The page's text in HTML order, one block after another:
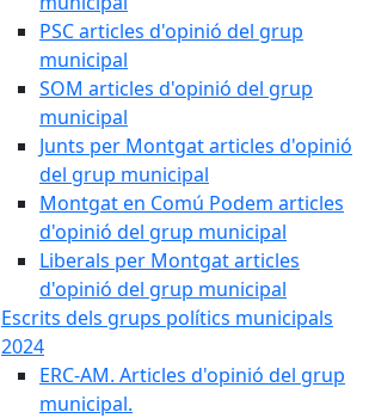
PSC articles d'opinió del grup
municipal
SOM articles d'opinió del grup
municipal
Junts per Montgat articles d'opinió
del grup municipal
Montgat en Comú Podem articles
d'opinió del grup municipal
Liberals per Montgat articles
d'opinió del grup municipal
Escrits dels grups polítics municipals
2024
ERC-AM. Articles d'opinió del grup
municipal.